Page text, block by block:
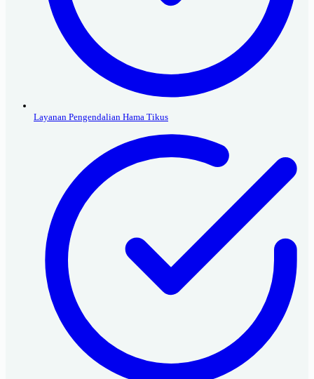
Layanan Pengendalian Hama Tikus